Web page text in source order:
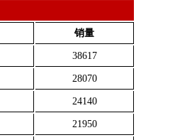
销量
38617
28070
24140
21950